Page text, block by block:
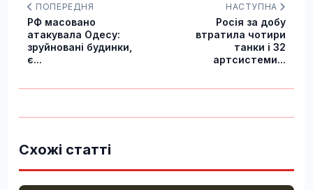
ПОПЕРЕДНЯ
РФ масовано
атакувала Одесу:
зруйновані будинки,
є...
НАСТУПНА
Росія за добу
втратила чотири
танки і 32
артсистеми...
Схожі статті